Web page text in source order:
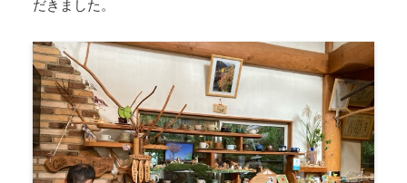
だきました。